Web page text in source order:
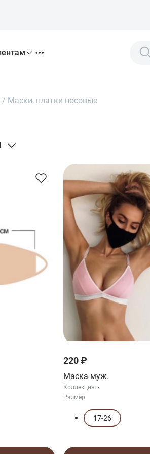
/ Маски, платки носовые
220 ₽
Маска муж.
Коллекция: -
Размер
17-26